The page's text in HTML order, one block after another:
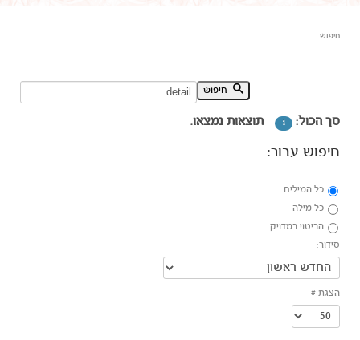
חיפוש
חיפוש מילת מפתח:
סך הכול: 1 תוצאות נמצאו.
חיפוש עבור:
כל המילים
כל מילה
הביטוי במדויק
סידור:
הצגת #